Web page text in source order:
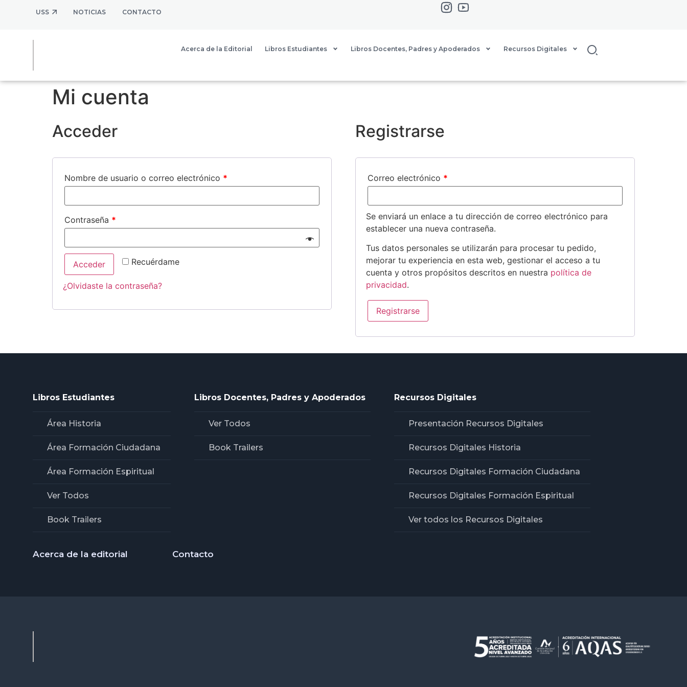
USS NOTICIAS CONTACTO
Acerca de la Editorial Libros Estudiantes Libros Docentes, Padres y Apoderados Recursos Digitales
Mi cuenta
Acceder
Nombre de usuario o correo electrónico *
Contraseña *
Recuérdame
Acceder
¿Olvidaste la contraseña?
Registrarse
Correo electrónico *
Se enviará un enlace a tu dirección de correo electrónico para
establecer una nueva contraseña.
Tus datos personales se utilizarán para procesar tu pedido,
mejorar tu experiencia en esta web, gestionar el acceso a tu
cuenta y otros propósitos descritos en nuestra política de
privacidad.
Registrarse
Libros Estudiantes
Área Historia
Área Formación Ciudadana
Área Formación Espiritual
Ver Todos
Book Trailers
Libros Docentes, Padres y Apoderados
Ver Todos
Book Trailers
Recursos Digitales
Presentación Recursos Digitales
Recursos Digitales Historia
Recursos Digitales Formación Ciudadana
Recursos Digitales Formación Espiritual
Ver todos los Recursos Digitales
Acerca de la editorial Contacto